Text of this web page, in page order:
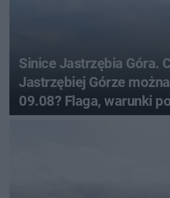
Sinice Jastrzębia Góra.
Jastrzębiej Górze
09.08? Flaga, warunki